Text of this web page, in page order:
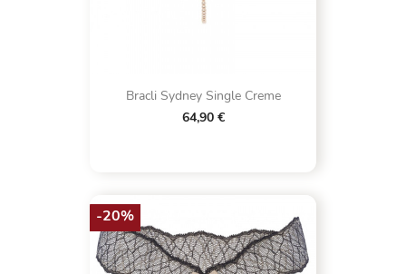
Bracli Sydney Single Creme
64,90 €
-20%